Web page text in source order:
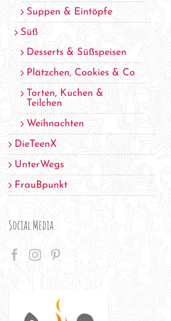
Suppen & Eintöpfe
Süß
Desserts & Süßspeisen
Plätzchen, Cookies & Co
Torten, Kuchen &
Teilchen
Weihnachten
DieTeenX
UnterWegs
FrauBpunkt
Social Media